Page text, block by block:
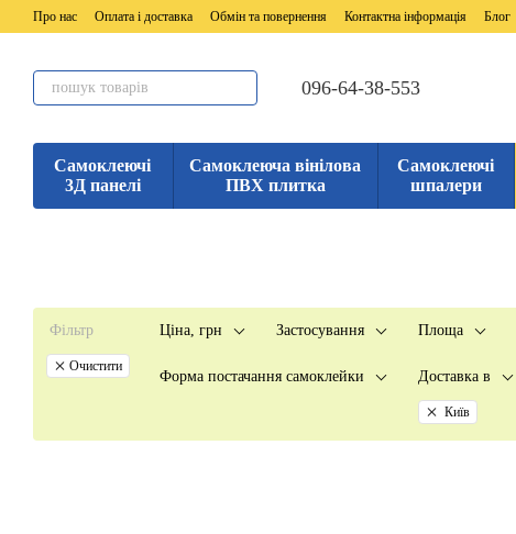
Перейти до основного контенту
Про нас Оплата і доставка Обмін та повернення Контактна інформація Блог
096-64-38-553
Самоклеючі
3Д панелі
Самоклеюча вінілова
ПВХ плитка
Самоклеючі
шпалери
Фільтр
Очистити
Ціна, грн Застосування Площа
Форма постачання самоклейки Доставка в
Київ